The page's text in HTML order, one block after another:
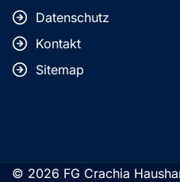
Datenschutz
Kontakt
Sitemap
© 2026 FG Crachia